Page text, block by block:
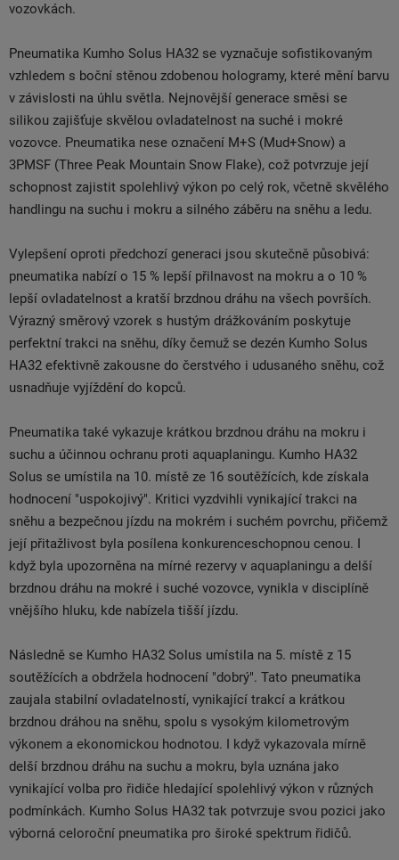
vozovkách.
Pneumatika Kumho Solus HA32 se vyznačuje sofistikovaným
vzhledem s boční stěnou zdobenou hologramy, které mění barvu
v závislosti na úhlu světla. Nejnovější generace směsi se
silikou zajišťuje skvělou ovladatelnost na suché i mokré
vozovce. Pneumatika nese označení M+S (Mud+Snow) a
3PMSF (Three Peak Mountain Snow Flake), což potvrzuje její
schopnost zajistit spolehlivý výkon po celý rok, včetně skvělého
handlingu na suchu i mokru a silného záběru na sněhu a ledu.
Vylepšení oproti předchozí generaci jsou skutečně působivá:
pneumatika nabízí o 15 % lepší přilnavost na mokru a o 10 %
lepší ovladatelnost a kratší brzdnou dráhu na všech površích.
Výrazný směrový vzorek s hustým drážkováním poskytuje
perfektní trakci na sněhu, díky čemuž se dezén Kumho Solus
HA32 efektivně zakousne do čerstvého i udusaného sněhu, což
usnadňuje vyjíždění do kopců.
Pneumatika také vykazuje krátkou brzdnou dráhu na mokru i
suchu a účinnou ochranu proti aquaplaningu. Kumho HA32
Solus se umístila na 10. místě ze 16 soutěžících, kde získala
hodnocení "uspokojivý". Kritici vyzdvihli vynikající trakci na
sněhu a bezpečnou jízdu na mokrém i suchém povrchu, přičemž
její přitažlivost byla posílena konkurenceschopnou cenou. I
když byla upozorněna na mírné rezervy v aquaplaningu a delší
brzdnou dráhu na mokré i suché vozovce, vynikla v disciplíně
vnějšího hluku, kde nabízela tišší jízdu.
Následně se Kumho HA32 Solus umístila na 5. místě z 15
soutěžících a obdržela hodnocení "dobrý". Tato pneumatika
zaujala stabilní ovladatelností, vynikající trakcí a krátkou
brzdnou dráhou na sněhu, spolu s vysokým kilometrovým
výkonem a ekonomickou hodnotou. I když vykazovala mírně
delší brzdnou dráhu na suchu a mokru, byla uznána jako
vynikající volba pro řidiče hledající spolehlivý výkon v různých
podmínkách. Kumho Solus HA32 tak potvrzuje svou pozici jako
výborná celoroční pneumatika pro široké spektrum řidičů.